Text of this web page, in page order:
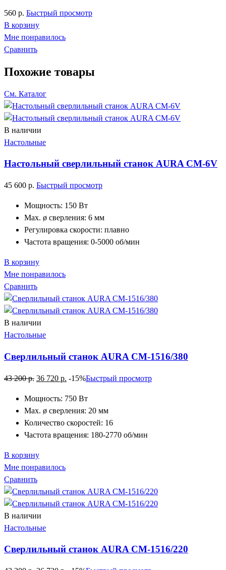
560 р. Быстрый просмотр
В корзину
Мне понравилось
Сравнить
Похожие товары
См. Каталог
В наличии
Настольные
Настольный сверлильный станок AURA CM-6V
45 600 р. Быстрый просмотр
Мощность: 150 Вт
Max. ø сверления: 6 мм
Регулировка скорости: плавно
Частота вращения: 0-5000 об/мин
В корзину
Мне понравилось
Сравнить
В наличии
Настольные
Сверлильный станок AURA CM-1516/380
43 200р. 36 720 р. -15%Быстрый просмотр
Мощность: 750 Вт
Max. ø сверления: 20 мм
Количество скоростей: 16
Частота вращения: 180-2770 об/мин
В корзину
Мне понравилось
Сравнить
В наличии
Настольные
Сверлильный станок AURA CM-1516/220